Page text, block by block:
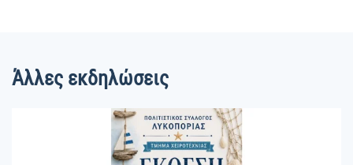
Άλλες εκδηλώσεις